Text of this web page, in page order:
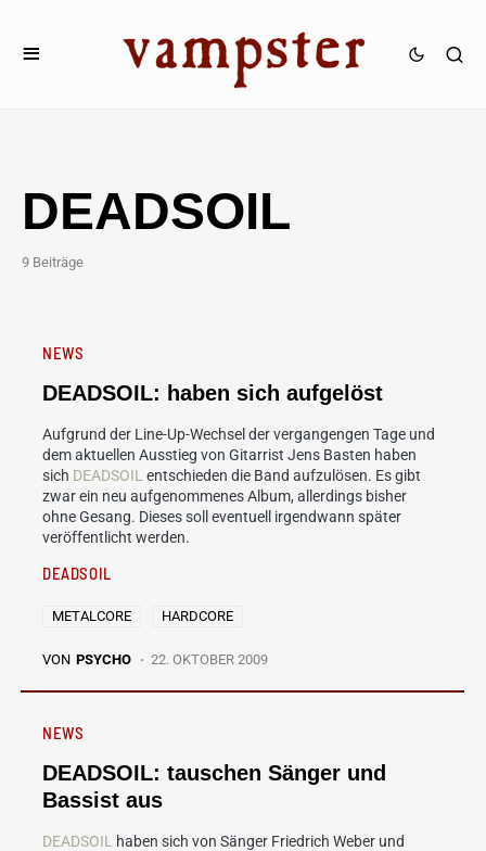
DEADSOIL
9 Beiträge
NEWS
DEADSOIL: haben sich aufgelöst
Aufgrund der Line-Up-Wechsel der vergangengen Tage und
dem aktuellen Ausstieg von Gitarrist Jens Basten haben
sich DEADSOIL entschieden die Band aufzulösen. Es gibt
zwar ein neu aufgenommenes Album, allerdings bisher
ohne Gesang. Dieses soll eventuell irgendwann später
veröffentlicht werden.
DEADSOIL
METALCORE HARDCORE
VON PSYCHO 22. OKTOBER 2009
NEWS
DEADSOIL: tauschen Sänger und
Bassist aus
DEADSOIL
haben sich von Sänger Friedrich Weber und